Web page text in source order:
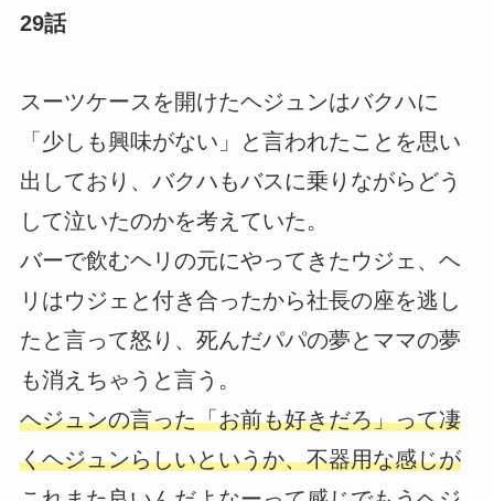
29話
スーツケースを開けたヘジュンはバクハに
「少しも興味がない」と言われたことを思い
出しており、バクハもバスに乗りながらどう
して泣いたのかを考えていた。
バーで飲むヘリの元にやってきたウジェ、ヘ
リはウジェと付き合ったから社長の座を逃し
たと言って怒り、死んだパパの夢とママの夢
も消えちゃうと言う。
ヘジュンの言った「お前も好きだろ」って凄
くヘジュンらしいというか、不器用な感じが